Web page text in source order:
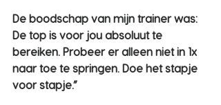
De boodschap van mijn trainer was:
De top is voor jou absoluut te
bereiken. Probeer er alleen niet in 1x
naar toe te springen. Doe het stapje
voor stapje.”